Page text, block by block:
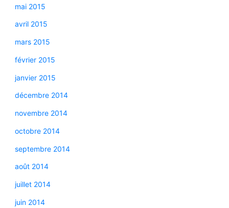
mai 2015
avril 2015
mars 2015
février 2015
janvier 2015
décembre 2014
novembre 2014
octobre 2014
septembre 2014
août 2014
juillet 2014
juin 2014